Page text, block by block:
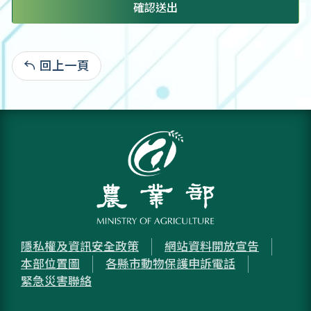
確認送出
回上一頁
隱私權及資訊安全政策
網站資料開放宣告
本部位置圖
各縣市動物保護申訴電話
緊急災害聯絡